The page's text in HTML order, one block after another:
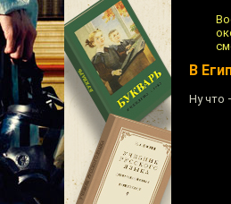
В
Ну что